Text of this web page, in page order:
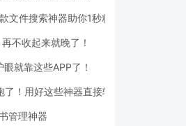
文件搜索神器助你1秒精准定位文件
不收起来就晚了！
就靠这些APP了！
！用好这些神器直接轻松办公
管理神器